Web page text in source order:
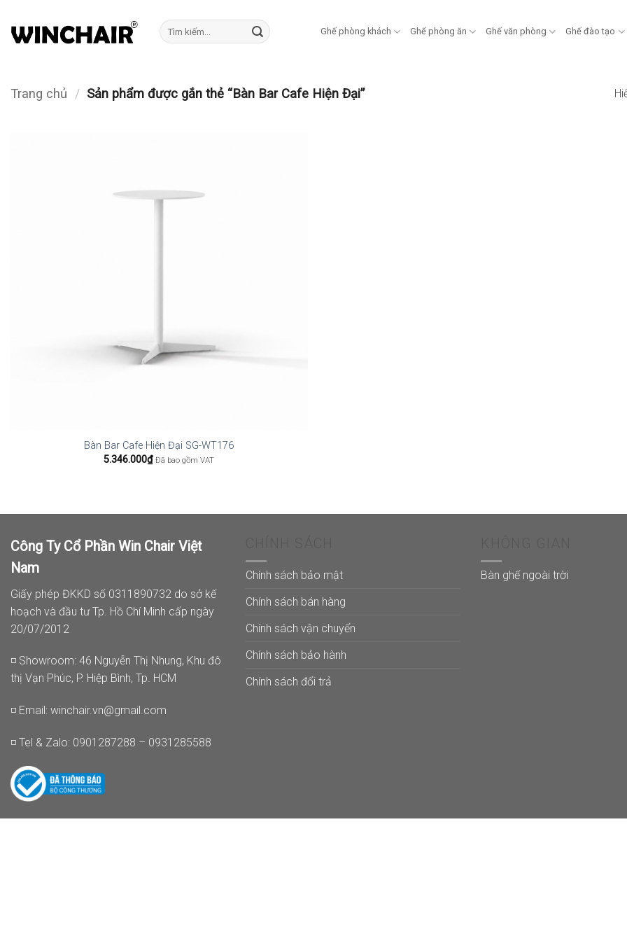
qua
Tìm
kiếm:
Ghế phòng khách Ghế phòng ăn Ghế văn phòng Ghế đào tạo
Trang chủ / Sản phẩm được gắn thẻ “Bàn Bar Cafe Hiện Đại”
Bàn Bar Cafe Hiện Đại SG-WT176
5.346.000₫ Đã bao gồm VAT
Công Ty Cổ Phần Win Chair Việt
Nam
Giấy phép ĐKKD số 0311890732 do sở kế
hoạch và đầu tư Tp. Hồ Chí Minh cấp ngày
20/07/2012
◽ Showroom: 46 Nguyễn Thị Nhung, Khu đô
thị Vạn Phúc, P. Hiệp Bình, Tp. HCM
◽ Email: winchair.vn@gmail.com
◽ Tel & Zalo: 0901287288 – 0931285588
Chính sách bảo mật
Chính sách bán hàng
Chính sách vận chuyển
Chính sách bảo hành
Chính sách đổi trả
Bàn ghế ngoài trời